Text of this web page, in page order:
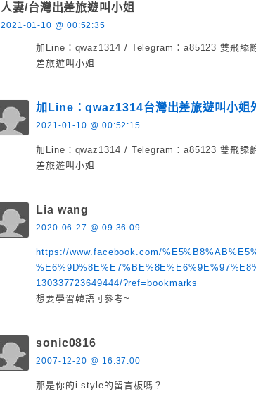
人妻/台灣出差旅遊叫小姐
2021-01-10 @ 00:52:35
加Line：qwaz1314 / Telegram：a85123 雙飛舔
差旅遊叫小姐
加Line：qwaz1314台灣出差旅遊叫小姐
2021-01-10 @ 00:52:15
加Line：qwaz1314 / Telegram：a85123 雙飛舔
差旅遊叫小姐
Lia wang
2020-06-27 @ 09:36:09
https://www.facebook.com/
130337723649444/?ref=bookmarks
想要學習韓語可參考~
sonic0816
2007-12-20 @ 16:37:00
那是你的i.style的留言板嗎？